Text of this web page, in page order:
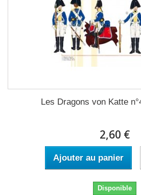
Les Dragons von Katte
2,60 €
Ajouter au panier
Disponible